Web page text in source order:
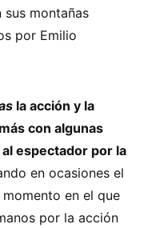
montañas
por Emilio
la acción y la
con algunas
espectador por la
en ocasiones el
en el que
por la acción